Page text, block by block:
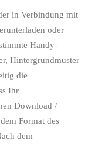
in Verbindung mit
oder
Handy-
Hintergrundmuster
die
Ihr
Download /
Format des
dem